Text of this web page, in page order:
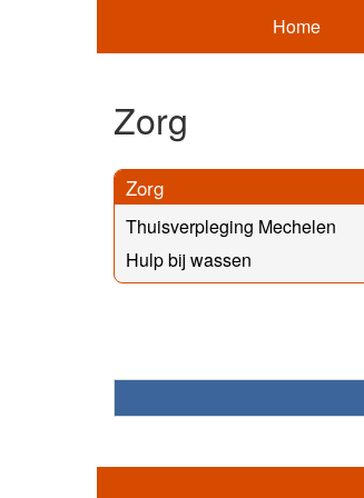
Home
Zorg
Zorg
Thuisverpleging Mechelen
Hulp bij wassen